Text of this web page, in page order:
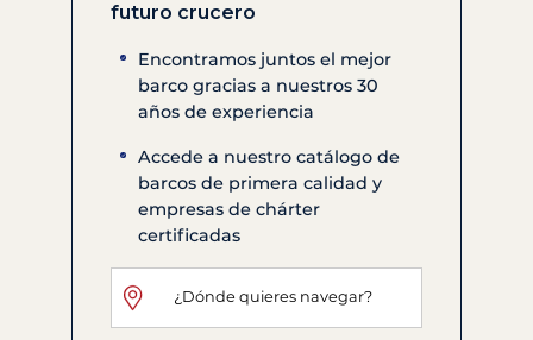
futuro crucero
Encontramos juntos el mejor
barco gracias a nuestros 30
años de experiencia
Accede a nuestro catálogo de
barcos de primera calidad y
empresas de chárter
certificadas